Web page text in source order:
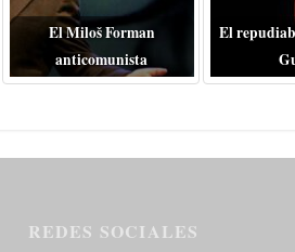
El Miloš Forman
anticomunista
El
REDES SOCIALES